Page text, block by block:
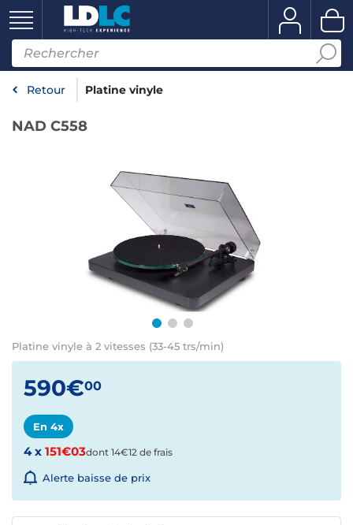
Retour Platine vinyle
NAD C558
Platine vinyle à 2 vitesses (33-45 trs/min)
590€00
En 4x
4 x 151€03dont 14€12 de frais
Alerte baisse de prix